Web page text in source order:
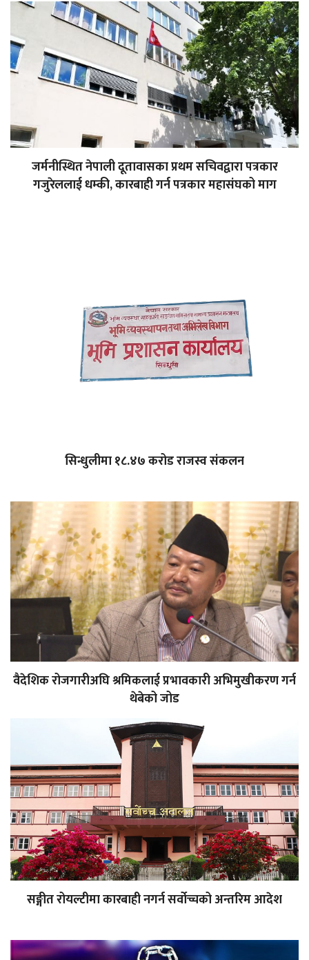
जर्मनीस्थित नेपाली दूतावासका प्रथम सचिवद्वारा पत्रकार
गजुरेललाई धम्की, कारबाही गर्न पत्रकार महासंघको माग
सिन्धुलीमा १८.४७ करोड राजस्व संकलन
वैदेशिक रोजगारीअघि श्रमिकलाई प्रभावकारी अभिमुखीकरण गर्न
थेबेको जोड
सङ्गीत रोयल्टीमा कारबाही नगर्न सर्वोच्चको अन्तरिम आदेश